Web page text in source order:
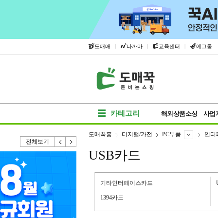
도매매 | 나까마 | 교육센터 | 에그돔
카테고리 해외상품소싱 사업
전체보기
도매꾹홈 디지털/가전 PC부품 인터
USB카드
기타인터페이스카드
1394카드